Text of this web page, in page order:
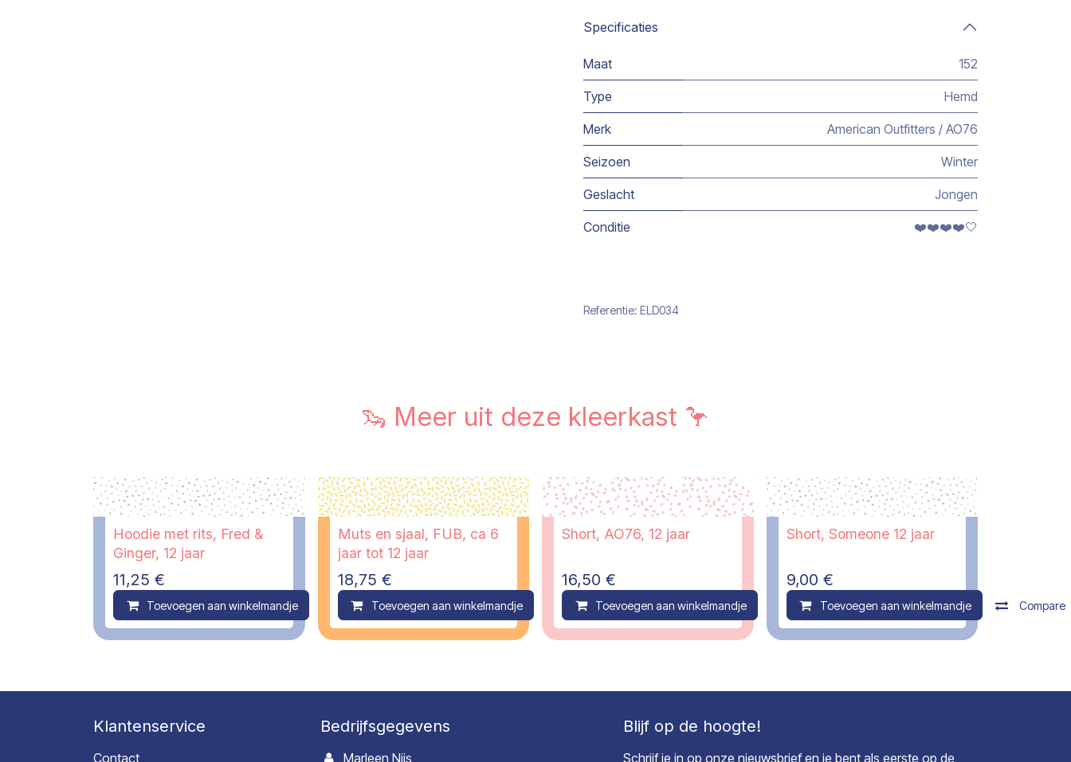
Specificaties
Maat 152
Type Hemd
Merk American Outfitters / AO76
Seizoen Winter
Geslacht Jongen
Conditie ❤️❤️❤️❤️🤍
Referentie: ELD034
🦦 Meer uit deze kleerkast 🦩
Hoodie met rits, Fred &
Ginger, 12 jaar
11,25 €
Toevoegen aan winkelmandje Compare
Muts en sjaal, FUB, ca 6
jaar tot 12 jaar
18,75 €
Toevoegen aan winkelmandje Compare
Short, AO76, 12 jaar
16,50 €
Toevoegen aan winkelmandje Compare
Short, Someone 12 jaar
9,00 €
Toevoegen aan winkelmandje Compare
Klantenservice
Contact
Bedrijfsgegevens
Marleen Nijs
Blijf op de hoogte!
Schrijf je in op onze nieuwsbrief en je bent als eerste op de